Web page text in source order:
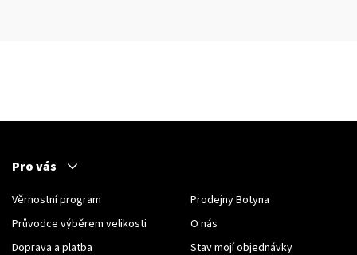
Pro vás
Věrnostní program
Průvodce výběrem velikosti
Doprava a platba
Prodejny Botyna
O nás
Stav mojí objednávky